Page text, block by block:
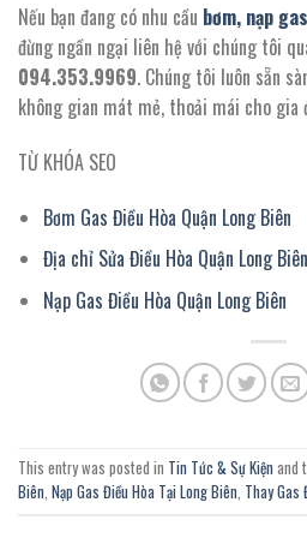
Nếu bạn đang có nhu cầu bơm, nạp
đừng ngần ngại liên hệ với chúng tôi
094.353.9969. Chúng tôi luôn sẵn
không gian mát mẻ, thoải mái cho gia
TỪ KHÓA SEO
Bơm Gas Điều Hòa Quận Long Biên
Địa chỉ Sửa Điều Hòa Quận Long Biên
Nạp Gas Điều Hòa Quận Long Biên
This entry was posted in Tin Tức & Sự Kiện and
Biên, Nạp Gas Điều Hòa Tại Long Biên, Thay Gas